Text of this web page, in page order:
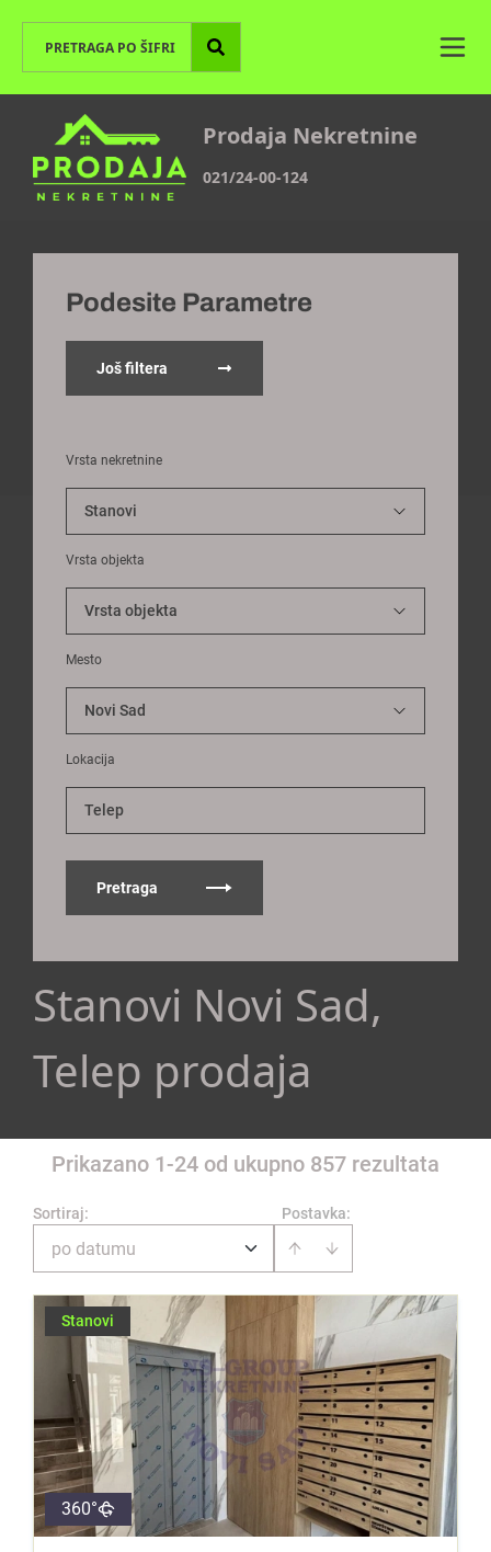
Prodaja Nekretnine
021/24-00-124
Podesite Parametre
Još filtera
Vrsta nekretnine
Vrsta objekta
Mesto
Lokacija
Telep
Pretraga
Stanovi Novi Sad,
Telep prodaja
Prikazano 1-24 od ukupno 857 rezultata
Postavka:
Sortiraj:
po datumu
Stanovi
360°